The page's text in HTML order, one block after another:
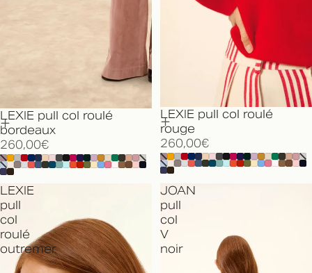
LEXIE pull col roulé
bordeaux
260,00€
LEXIE pull col roulé
rouge
260,00€
LEXIE
pull
col
roulé
outremer
JOAN
pull
col
V
noir